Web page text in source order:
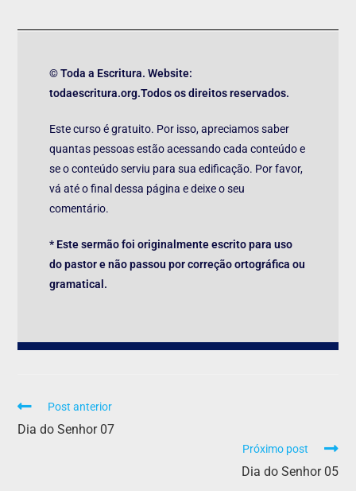
© Toda a Escritura. Website:
todaescritura.org.Todos os direitos reservados.
Este curso é gratuito. Por isso, apreciamos saber
quantas pessoas estão acessando cada conteúdo e
se o conteúdo serviu para sua edificação. Por favor,
vá até o final dessa página e deixe o seu
comentário.
* Este sermão foi originalmente escrito para uso
do pastor e não passou por correção ortográfica ou
gramatical.
Post anterior
Dia do Senhor 07
Próximo post
Dia do Senhor 05